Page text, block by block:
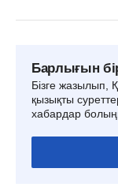
Барлығын
Бізге жазылып,
қызықты
хабардар